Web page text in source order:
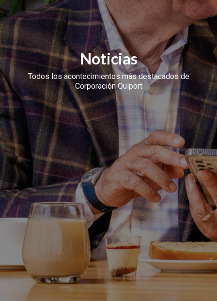
Noticias
Todos los acontecimientos más destacados de
Corporación Quiport